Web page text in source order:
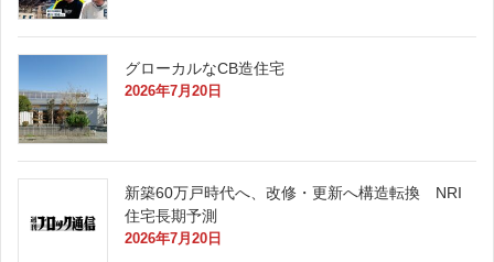
グローカルなCB造住宅
2026年7月20日
新築60万戸時代へ、改修・更新へ構造転換 NRI
住宅長期予測
2026年7月20日